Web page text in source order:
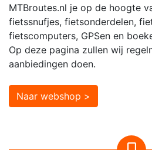
MTBroutes.nl je op de hoogte
fietssnufjes, fietsonderdelen,
fietscomputers, GPSen en
Op deze pagina zullen wij
aanbiedingen doen.
Naar webshop >